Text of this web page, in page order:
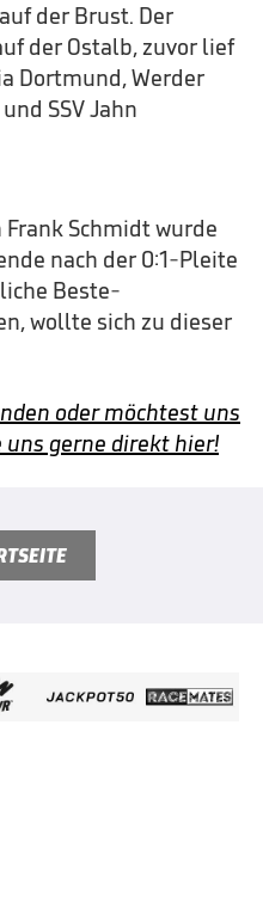
der Brust. Der
der Ostalb, zuvor lief
Dortmund, Werder
SSV Jahn
Schmidt wurde
nach der 0:1-Pleite
Beste-
wollte sich zu dieser
oder möchtest uns
uns gerne direkt hier!